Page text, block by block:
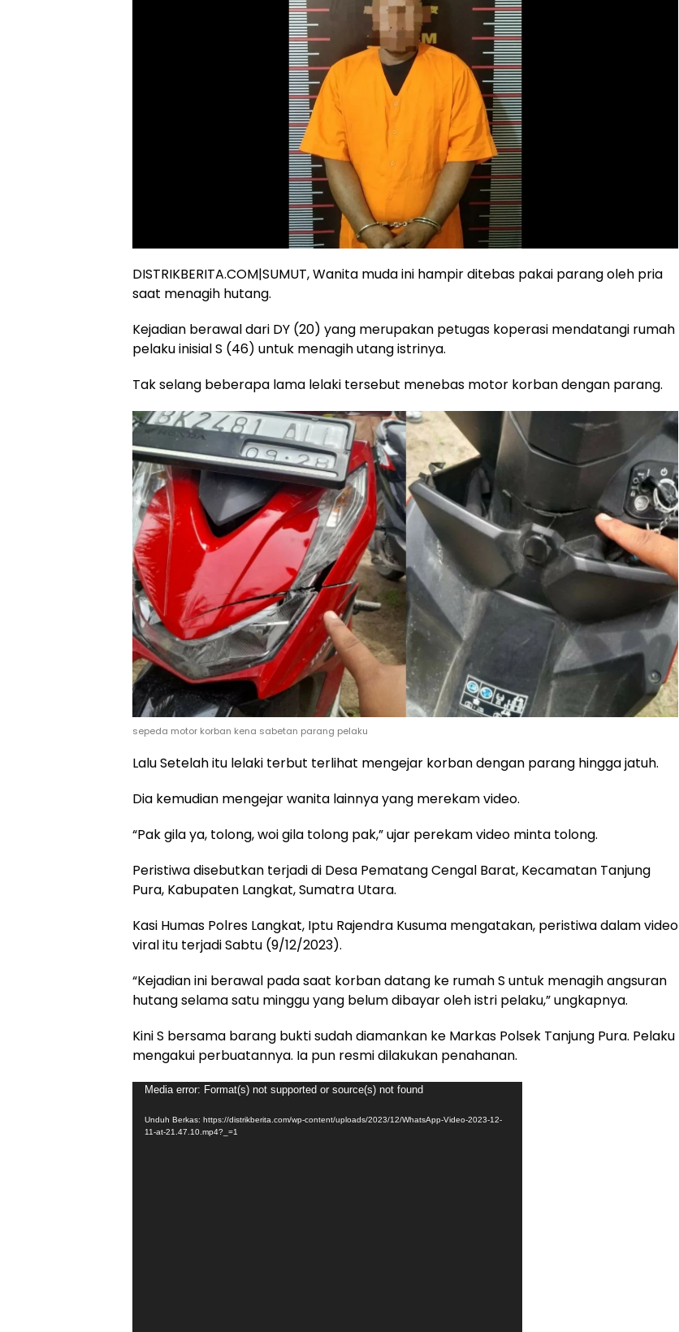
DISTRIKBERITA.COM|SUMUT, Wanita muda ini hampir ditebas pakai parang oleh pria
saat menagih hutang.
Kejadian berawal dari DY (20) yang merupakan petugas koperasi mendatangi rumah
pelaku inisial S (46) untuk menagih utang istrinya.
Tak selang beberapa lama lelaki tersebut menebas motor korban dengan parang.
sepeda motor korban kena sabetan parang pelaku
Lalu Setelah itu lelaki terbut terlihat mengejar korban dengan parang hingga jatuh.
Dia kemudian mengejar wanita lainnya yang merekam video.
“Pak gila ya, tolong, woi gila tolong pak,” ujar perekam video minta tolong.
Peristiwa disebutkan terjadi di Desa Pematang Cengal Barat, Kecamatan Tanjung
Pura, Kabupaten Langkat, Sumatra Utara.
Kasi Humas Polres Langkat, Iptu Rajendra Kusuma mengatakan, peristiwa dalam video
viral itu terjadi Sabtu (9/12/2023).
“Kejadian ini berawal pada saat korban datang ke rumah S untuk menagih angsuran
hutang selama satu minggu yang belum dibayar oleh istri pelaku,” ungkapnya.
Kini S bersama barang bukti sudah diamankan ke Markas Polsek Tanjung Pura. Pelaku
mengakui perbuatannya. Ia pun resmi dilakukan penahanan.
Pemutar
Media error: Format(s) not supported or source(s) not found
Unduh Berkas: https://distrikberita.com/wp-content/uploads/2023/12/WhatsApp-Video-2023-12-
11-at-21.47.10.mp4?_=1